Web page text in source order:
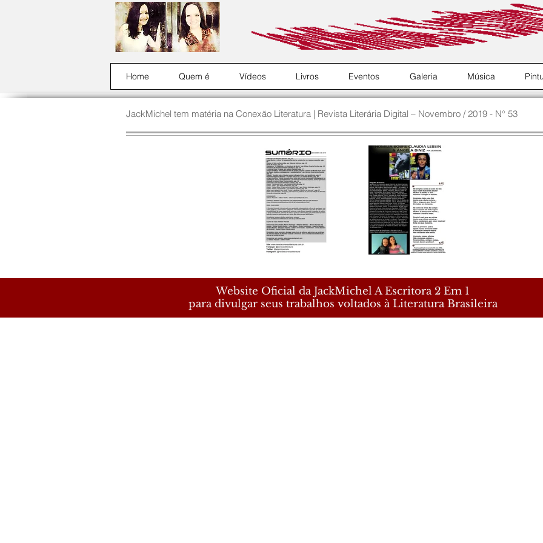
Home Quem é Vídeos Livros Eventos Galeria Música
JackMichel tem matéria na Conexão Literatura | Revista Literária Digital – Novembro / 2019 - N° 53
Website Oficial da JackMichel A Escritora 2 Em 1
para divulgar seus trabalhos voltados à Literatura Brasileira